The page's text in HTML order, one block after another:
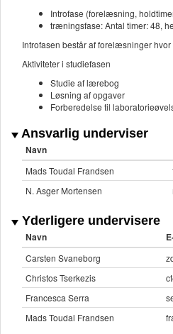
Introfase (forelæsning,
træningsfase: Antal timer: 48,
Introfasen består af forelæsninger
Aktiviteter i studiefasen
Studie af lærebog
Løsning af opgaver
Forberedelse til
Ansvarlig underviser
Navn
Mads Toudal Frandsen
N. Asger Mortensen
Yderligere undervisere
Navn
Carsten Svaneborg
Christos Tserkezis
Francesca Serra
Mads Toudal Frandsen